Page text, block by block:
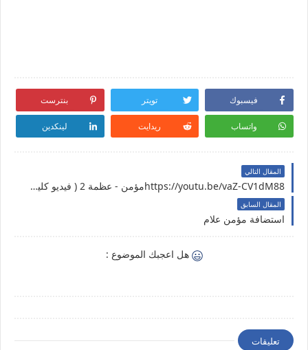
فيسبوك تويتر بنترست
واتساب ريدايت لينكدين
المقال التالي
https://youtu.be/vaZ-CV1dM88مؤمن - عظمة 2 ( فيديو كليب حصري ) | 2021 | Music video 4k
المقال السابق
استضافة مؤمن علام
هل اعجبك الموضوع :
تعليقات